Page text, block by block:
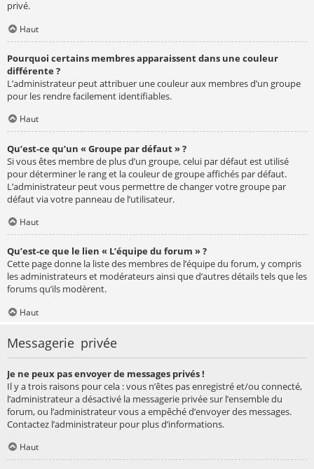
privé.
Haut
Pourquoi certains membres apparaissent dans une couleur
différente ?
L’administrateur peut attribuer une couleur aux membres d’un groupe
pour les rendre facilement identifiables.
Haut
Qu’est-ce qu’un « Groupe par défaut » ?
Si vous êtes membre de plus d’un groupe, celui par défaut est utilisé
pour déterminer le rang et la couleur de groupe affichés par défaut.
L’administrateur peut vous permettre de changer votre groupe par
défaut via votre panneau de l’utilisateur.
Haut
Qu’est-ce que le lien « L’équipe du forum » ?
Cette page donne la liste des membres de l’équipe du forum, y compris
les administrateurs et modérateurs ainsi que d’autres détails tels que les
forums qu’ils modèrent.
Haut
Messagerie privée
Je ne peux pas envoyer de messages privés !
Il y a trois raisons pour cela : vous n’êtes pas enregistré et/ou connecté,
l’administrateur a désactivé la messagerie privée sur l’ensemble du
forum, ou l’administrateur vous a empêché d’envoyer des messages.
Contactez l’administrateur pour plus d’informations.
Haut